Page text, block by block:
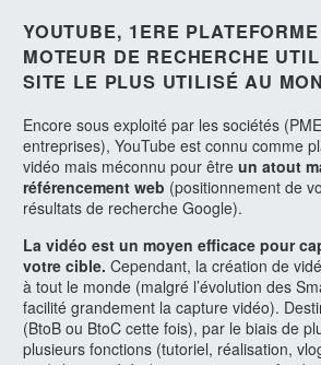
YOUTUBE, 1ERE
MOTEUR DE RECHERCHE
SITE LE PLUS UTILISÉ AU
Encore sous exploité par les sociétés
entreprises), YouTube est connu comme
vidéo mais méconnu pour être un atout
référencement web (positionnement de
résultats de recherche Google).
La vidéo est un moyen efficace pour
votre cible. Cependant, la création de
à tout le monde (malgré l’évolution des
facilité grandement la capture vidéo).
(BtoB ou BtoC cette fois), par le biais de
plusieurs fonctions (tutoriel, réalisation,